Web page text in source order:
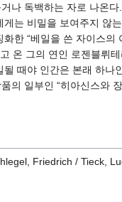
나 독백하는 자로 나온
는 비밀을 보여주지 않
한 “베일을 쓴 자이스
온 그의 연인 로젠블뤼
때야 인간은 본래 하
의 일부인 “히아신스와
Friedrich / Tieck,